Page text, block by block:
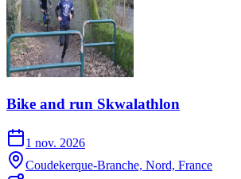
Bike and run Skwalathlon
1 nov. 2026
Coudekerque-Branche, Nord, France